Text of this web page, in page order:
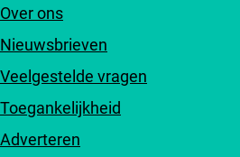
Over ons
Nieuwsbrieven
Veelgestelde vragen
Toegankelijkheid
Adverteren